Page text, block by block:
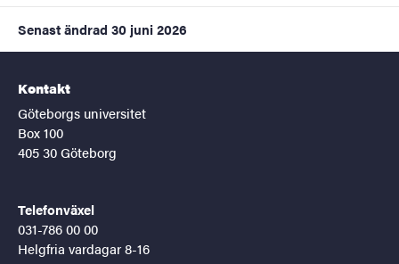
Senast ändrad 30 juni 2026
Kontakt
Göteborgs universitet
Box 100
405 30 Göteborg
Telefonväxel
031-786 00 00
Helgfria vardagar 8-16